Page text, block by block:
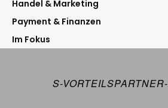
Handel & Marketing
Payment & Finanzen
Im Fokus
S-